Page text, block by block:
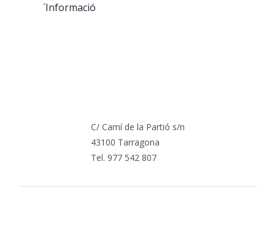
´Informació
C/ Camí de la Partió s/n
43100 Tarragona
Tel. 977 542 807